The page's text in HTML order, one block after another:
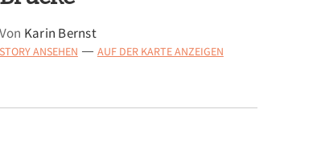
Von Karin Bernst
STORY ANSEHEN — AUF DER KARTE ANZEIGEN